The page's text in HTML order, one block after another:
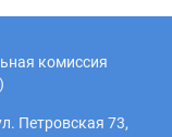
комиссия
Петровская 73,